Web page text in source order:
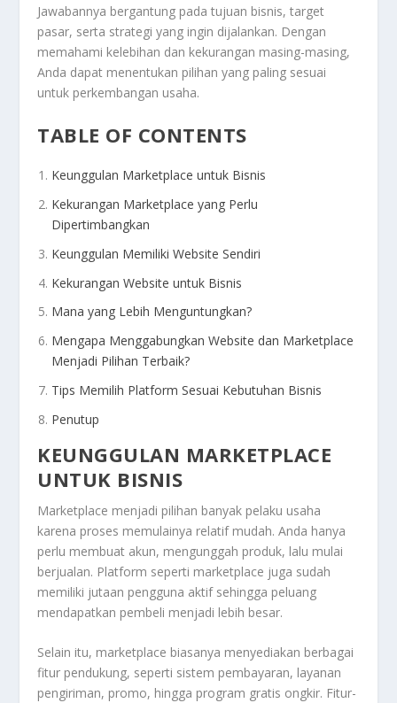
Jawabannya bergantung pada tujuan bisnis, target
pasar, serta strategi yang ingin dijalankan. Dengan
memahami kelebihan dan kekurangan masing-masing,
Anda dapat menentukan pilihan yang paling sesuai
untuk perkembangan usaha.
TABLE OF CONTENTS
Keunggulan Marketplace untuk Bisnis
Kekurangan Marketplace yang Perlu
Dipertimbangkan
Keunggulan Memiliki Website Sendiri
Kekurangan Website untuk Bisnis
Mana yang Lebih Menguntungkan?
Mengapa Menggabungkan Website dan Marketplace
Menjadi Pilihan Terbaik?
Tips Memilih Platform Sesuai Kebutuhan Bisnis
Penutup
KEUNGGULAN MARKETPLACE
UNTUK BISNIS
Marketplace menjadi pilihan banyak pelaku usaha
karena proses memulainya relatif mudah. Anda hanya
perlu membuat akun, mengunggah produk, lalu mulai
berjualan. Platform seperti marketplace juga sudah
memiliki jutaan pengguna aktif sehingga peluang
mendapatkan pembeli menjadi lebih besar.
Selain itu, marketplace biasanya menyediakan berbagai
fitur pendukung, seperti sistem pembayaran, layanan
pengiriman, promo, hingga program gratis ongkir. Fitur-